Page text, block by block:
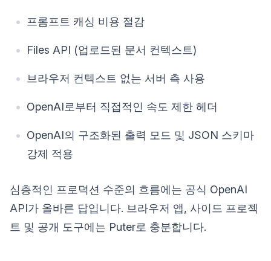
프롬프트 캐싱 비용 절감
Files API (업로드된 문서 컨텍스트)
브라우저 컨텍스트 없는 서버 측 사용
OpenAI로부터 직접적인 속도 제한 헤더
OpenAI의 구조화된 출력 모드 및 JSON 스키마
강제 적용
심층적인 프로덕션 수준의 흐름에는 공식 OpenAI
API가 올바른 답입니다. 브라우저 앱, 사이드 프로젝
트 및 공개 도구에는 Puter로 충분합니다.